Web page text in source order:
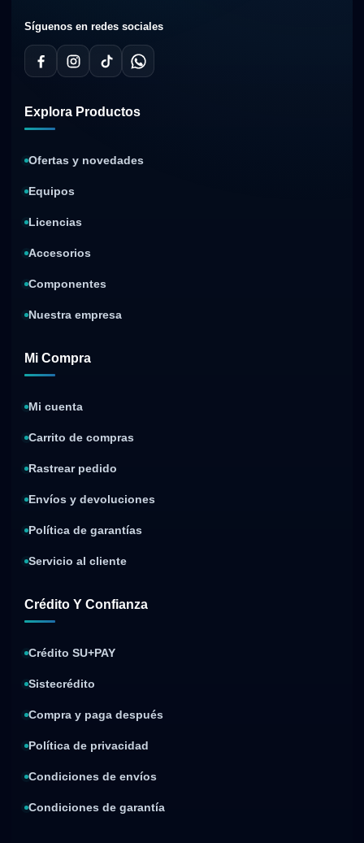
Síguenos en redes sociales
Explora Productos
Ofertas y novedades
Equipos
Licencias
Accesorios
Componentes
Nuestra empresa
Mi Compra
Mi cuenta
Carrito de compras
Rastrear pedido
Envíos y devoluciones
Política de garantías
Servicio al cliente
Crédito Y Confianza
Crédito SU+PAY
Sistecrédito
Compra y paga después
Política de privacidad
Condiciones de envíos
Condiciones de garantía